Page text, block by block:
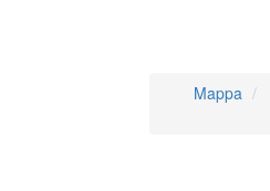
Mappa